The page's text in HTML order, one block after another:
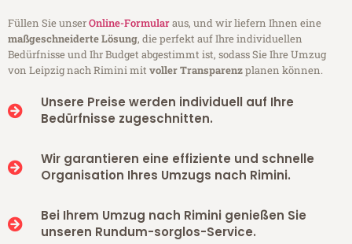
Füllen Sie unserOnline-Formularaus, und wir liefern Ihnen eine
maßgeschneiderte Lösung, die perfekt auf Ihre individuellen
Bedürfnisse und Ihr Budget abgestimmt ist, sodass Sie Ihre Umzug
von Leipzig nach Rimini mitvoller Transparenzplanen können.
Unsere Preise werden individuell auf Ihre
Bedürfnisse zugeschnitten.
Wir garantieren eine effiziente und schnelle
Organisation Ihres Umzugs nach Rimini.
Bei Ihrem Umzug nach Rimini genießen Sie
unseren Rundum-sorglos-Service.